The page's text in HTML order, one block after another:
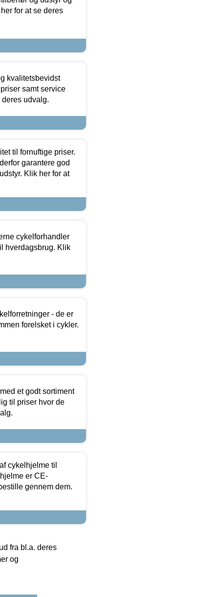
for at se deres
kvalitetsbevidst
samt service
udvalg.
til fornuftige priser.
garantere god
Klik her for at
cykelforhandler
hverdagsbrug. Klik
- de er
forelsket i cykler.
et godt sortiment
til priser hvor de
cykelhjelme til
er CE-
gennem dem.
fra bl.a. deres
og